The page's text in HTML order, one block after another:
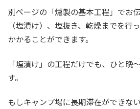
別ページの「燻製の基本工程」でお
（塩漬け）、塩抜き、乾燥までを行
かかることができます。
「塩漬け」の工程だけでも、ひと晩
す。
もしキャンプ場に長期滞在ができな